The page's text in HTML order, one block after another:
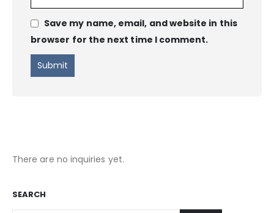
Save my name, email, and website in this
browser for the next time I comment.
There are no inquiries yet.
SEARCH